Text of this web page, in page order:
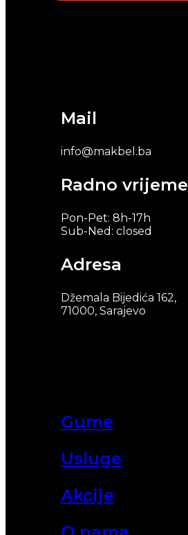
Gume
Usluge
Akcije
Mail
info@makbel.ba
Radno vrijeme
Pon-Pet: 8h-17h
Sub-Ned: closed
Adresa
Džemala Bijedića 162,
71000, Sarajevo